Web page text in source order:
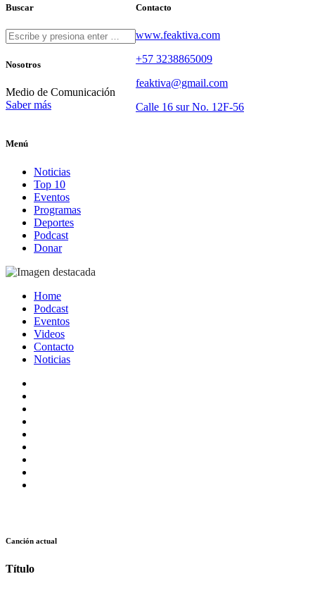
Buscar Contacto
www.feaktiva.com
+57 3238865009
feaktiva@gmail.com
Calle 16 sur No. 12F-56
Nosotros
Medio de Comunicación
Saber más
Menú
Noticias
Top 10
Eventos
Programas
Deportes
Podcast
Donar
Home
Podcast
Eventos
Videos
Contacto
Noticias
Canción actual
Título